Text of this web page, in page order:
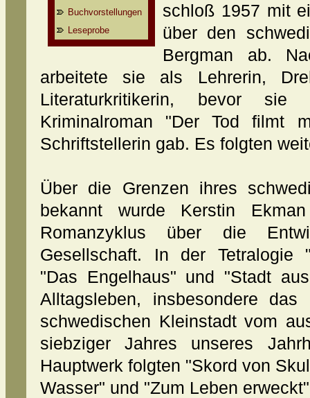
Buchvorstellungen
Leseprobe
schloß 1957 mit
über den
Bergman ab.
arbeitete sie als Lehrerin,
Literaturkritikerin, bevor
Kriminalroman "Der Tod filmt
Schriftstellerin gab. Es folgten
Über die Grenzen ihres
bekannt wurde Kerstin
Romanzyklus über die
Gesellschaft. In der Tetralogie
"Das Engelhaus" und "Stadt
Alltagsleben, insbesondere
schwedischen Kleinstadt vom
siebziger Jahres unseres
Hauptwerk folgten "Skord von
Wasser" und "Zum Leben